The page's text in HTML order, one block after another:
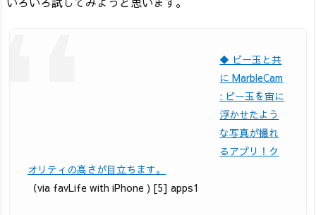
◆ ビー玉と共
に MarbleCam
: ビー玉を宙に
浮かせたよう
な写真が撮れ
るアプリ！ク
オリティの高さが目立ちます。
（via favLife with iPhone ) [5] apps1